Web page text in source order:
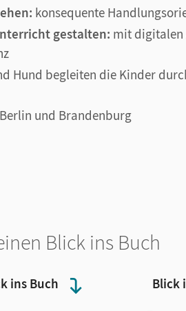
konsequente
gestalten: mit digitalen
Hund begleiten die Kinder
und Brandenburg
Blick ins Buch
ins Buch Blick